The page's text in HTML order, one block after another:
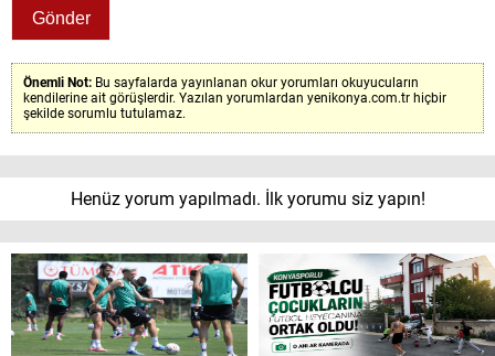
Önemli Not: Bu sayfalarda yayınlanan okur yorumları okuyucuların
kendilerine ait görüşlerdir. Yazılan yorumlardan yenikonya.com.tr hiçbir
şekilde sorumlu tutulamaz.
Henüz yorum yapılmadı. İlk yorumu siz yapın!